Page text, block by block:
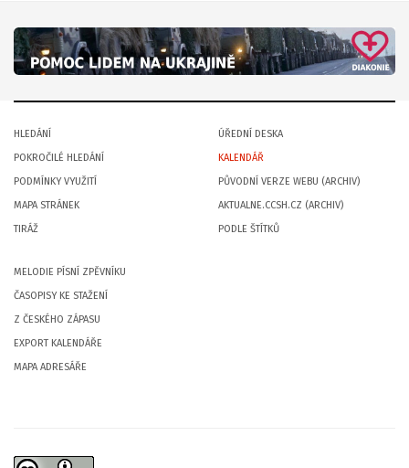
HLEDÁNÍ
POKROČILÉ HLEDÁNÍ
PODMÍNKY VYUŽITÍ
MAPA STRÁNEK
TIRÁŽ
ÚŘEDNÍ DESKA
KALENDÁŘ
PŮVODNÍ VERZE WEBU (ARCHIV)
AKTUALNE.CCSH.CZ (ARCHIV)
PODLE ŠTÍTKŮ
MELODIE PÍSNÍ ZPĚVNÍKU
ČASOPISY KE STAŽENÍ
Z ČESKÉHO ZÁPASU
EXPORT KALENDÁŘE
MAPA ADRESÁŘE